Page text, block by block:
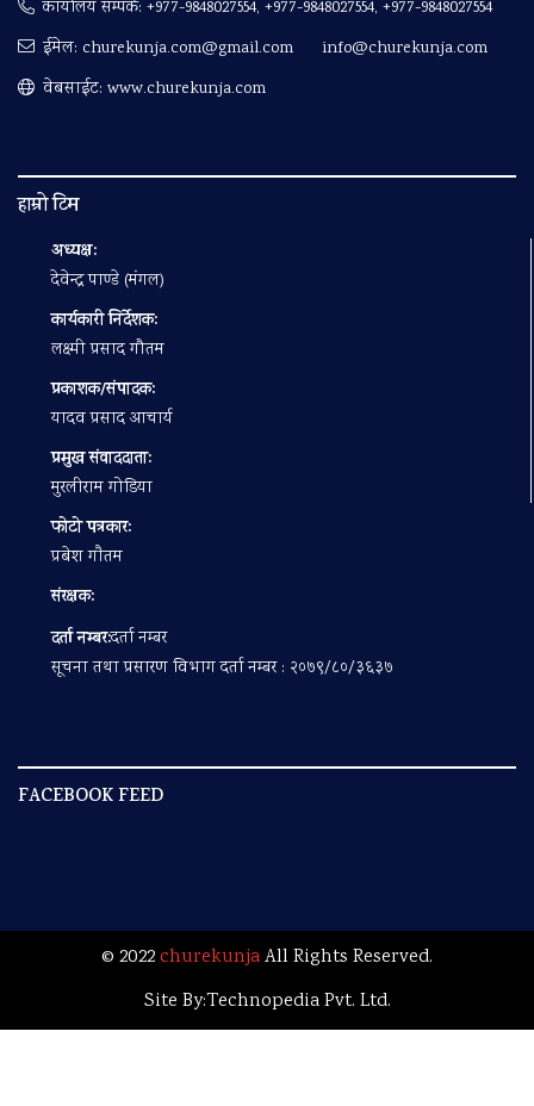
कार्यालय सम्पर्क: +977-9848027554, +977-9848027554, +977-9848027554
ईमेल: churekunja.com@gmail.com
info@churekunja.com
वेबसाईट: www.churekunja.com
हाम्रो टिम
अध्यक्ष:
देवेन्द्र पाण्डे (मंगल)
कार्यकारी निर्देशक:
लक्ष्मी प्रसाद गौतम
प्रकाशक/संपादक:
यादव प्रसाद आचार्य
प्रमुख संवाददाता:
मुरलीराम गोडिया
फोटो पत्रकार:
प्रबेश गाैतम
संरक्षक:
दर्ता नम्बर:दर्ता नम्बर
सूचना तथा प्रसारण विभाग दर्ता नम्बर : २०७९/८०/३६३७
FACEBOOK FEED
© 2022churekunjaAll Rights Reserved.
Site By:Technopedia Pvt. Ltd.